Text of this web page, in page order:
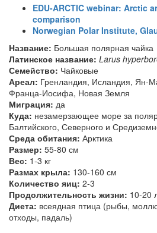
EDU-ARCTIC webinar: Arctic
comparison
Norwegian Polar Institute,
Название: Большая полярная чайка
Латинское название: Larus
Семейство: Чайковые
Ареал: Гренландия, Исландия, Ян-
Франца-Иосифа, Новая Земля
Миграция: да
Куда: незамерзающее море за
Балтийского, Северного и
Среда обитания: Арктика
Размер: 55-80 см
Вес: 1-3 кг
Размах крыла: 130-160 см
Количество яиц: 2-3
Продолжительность жизни: 10-20
Диета: всеядная птица (рыбы,
отходы, падаль)